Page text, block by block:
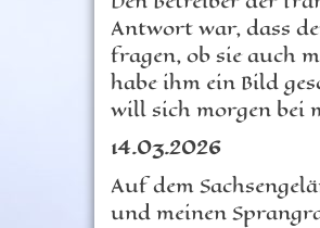
Antwort war, dass
fragen, ob sie auch
habe ihm ein Bild
will sich morgen bei
14.03.2026
Auf dem
und meinen